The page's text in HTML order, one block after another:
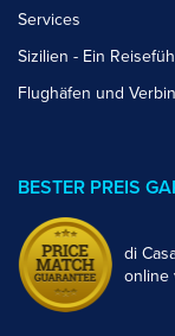
Services
Sizilien - Ein
Flughäfen und
BESTER PREIS
di
online